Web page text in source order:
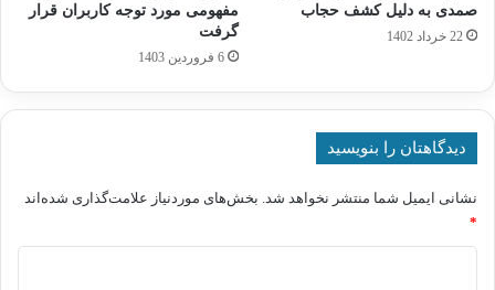
صمدی به دلیل کشف حجاب
22 خرداد 1402
مفهومی مورد توجه کاربران قرار
گرفت
6 فروردین 1403
دیدگاهتان را بنویسید
نشانی ایمیل شما منتشر نخواهد شد. بخش‌های موردنیاز علامت‌گذاری شده‌اند
*